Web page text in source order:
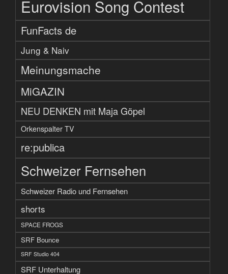
Eurovision Song Contest
FunFacts de
Jung & Naiv
Meinungsmache
MiGAZIN
NEU DENKEN mit Maja Göpel
Orkenspalter TV
re:publica
Schweizer Fernsehen
Schweizer Radio und Fernsehen
shorts
SPACE FROGS
SRF Bounce
SRF Studio 404
SRF Unterhaltung